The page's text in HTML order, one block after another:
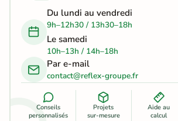
Du lundi au vendredi
9h–12h30 / 13h30–18h
Le samedi
10h–13h / 14h–18h
Par e-mail
contact@reflex-groupe.fr
Conseils
personnalisés
Projets
sur-mesure
Aide au
calcul